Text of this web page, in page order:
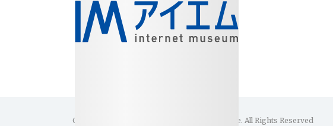
Copyright(C)1996-2026 Internet Museum Office. All Rights Reserved